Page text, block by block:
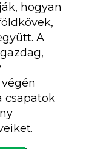
hogyan
A
csapatok